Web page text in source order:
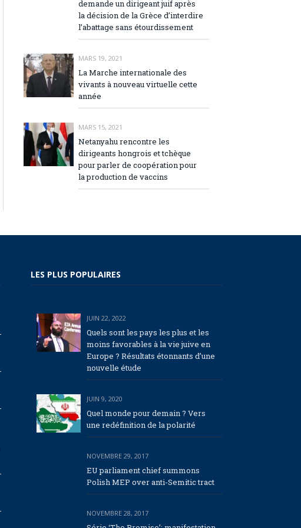
demande un dirigeant juif après
la décision de la Grèce d’interdire
l’abattage sans étourdissement
MARS 19, 2021
La Marche internationale des
vivants à nouveau virtuelle cette
année
MARS 15, 2021
Netanyahu rencontre les
dirigeants hongrois et tchèque
pour parler de coopération pour
la production de vaccins
LES PLUS POPULAIRES
JUIN 22, 2022
Quels sont les pays les plus et les
moins favorables à la vie juive en
Europe ? Résultats étonnants d’une
nouvelle étude
JUIN 9, 2020
Quel monde pour demain ? Vers
une redéfinition de la polarité
NOVEMBRE 29, 2017
EU parliament chief summons
Polish MEP over anti-Semitic tract
NOVEMBRE 28, 2017